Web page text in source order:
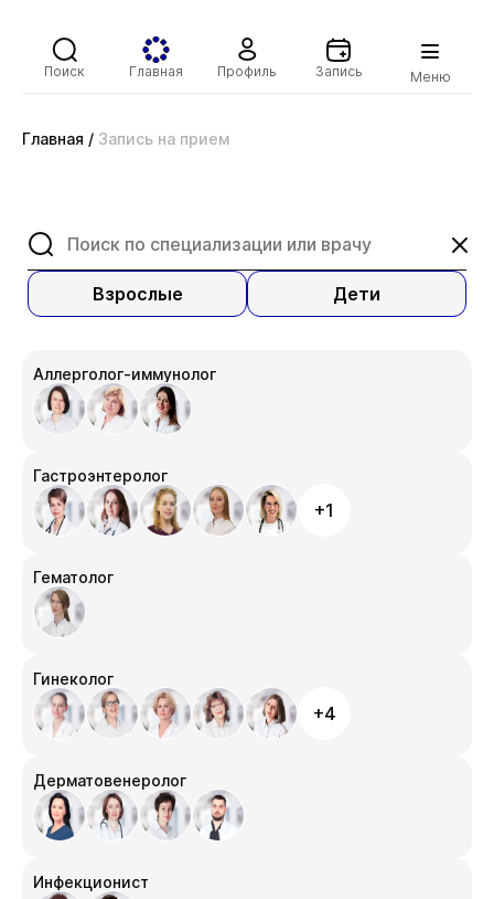
Поиск Главная Профиль Запись Меню
Главная / Запись на прием
Взрослые Дети
Аллерголог-иммунолог
Гастроэнтеролог
+1
Гематолог
Гинеколог
+4
Дерматовенеролог
Инфекционист